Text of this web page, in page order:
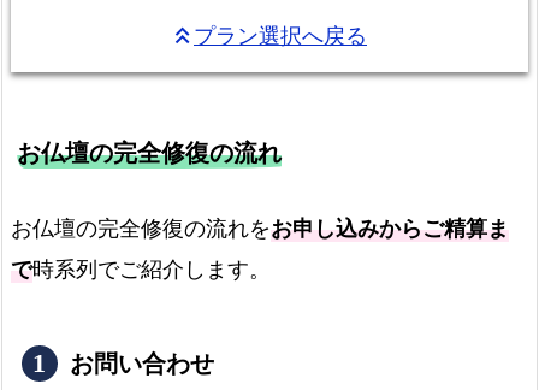
keyboard_double_arrow_upプラン選択へ戻る
お仏壇の完全修復の流れ
お仏壇の完全修復の流れをお申し込みからご精算ま
で時系列でご紹介します。
お問い合わせ